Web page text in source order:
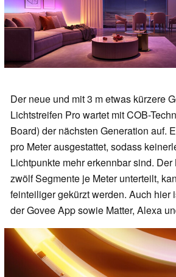
Der neue und mit 3 m etwas kürzere
Lichtstreifen Pro wartet mit COB-
Board) der nächsten Generation auf.
pro Meter ausgestattet, sodass
Lichtpunkte mehr erkennbar sind.
zwölf Segmente je Meter unterteilt,
feinteiliger gekürzt werden. Auch hier
der Govee App sowie Matter, Alexa